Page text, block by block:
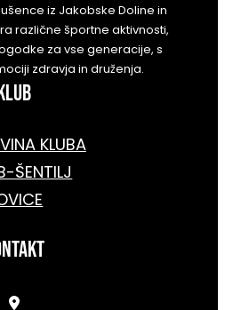
iz Jakobske Doline in
različne športne aktivnosti,
za vse generacije, s
zdravja in druženja.
KLUBA
ŠENTILJ